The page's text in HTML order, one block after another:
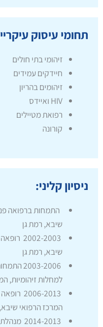
תחומי עיסוק
זיהומי בתי חולים
חיידקים עמידים
זיהומים בהריון
HIV ואיידס
רפואת מטיילים
קורונה
ניסיון קליני:
התמחות ברפואה
שיבא, רמת גן
2002-
שיבא, רמת גן
2003-
למחלות זיהומיות,
2006-
המרכז הרפואי
2014-